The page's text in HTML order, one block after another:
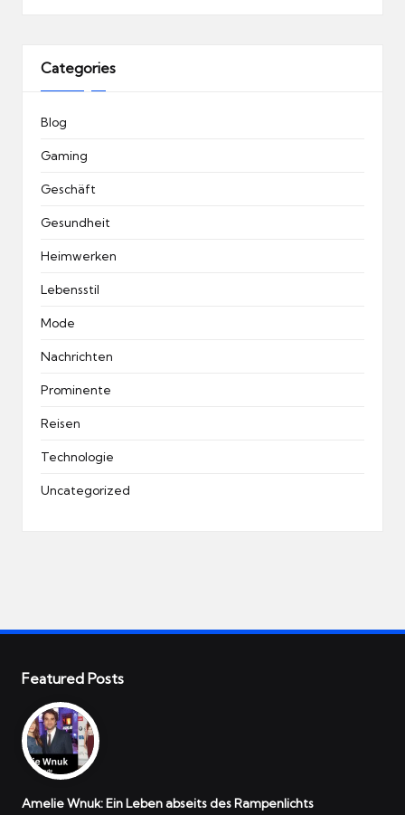
Categories
Blog
Gaming
Geschäft
Gesundheit
Heimwerken
Lebensstil
Mode
Nachrichten
Prominente
Reisen
Technologie
Uncategorized
Featured Posts
Amelie Wnuk: Ein Leben abseits des Rampenlichts